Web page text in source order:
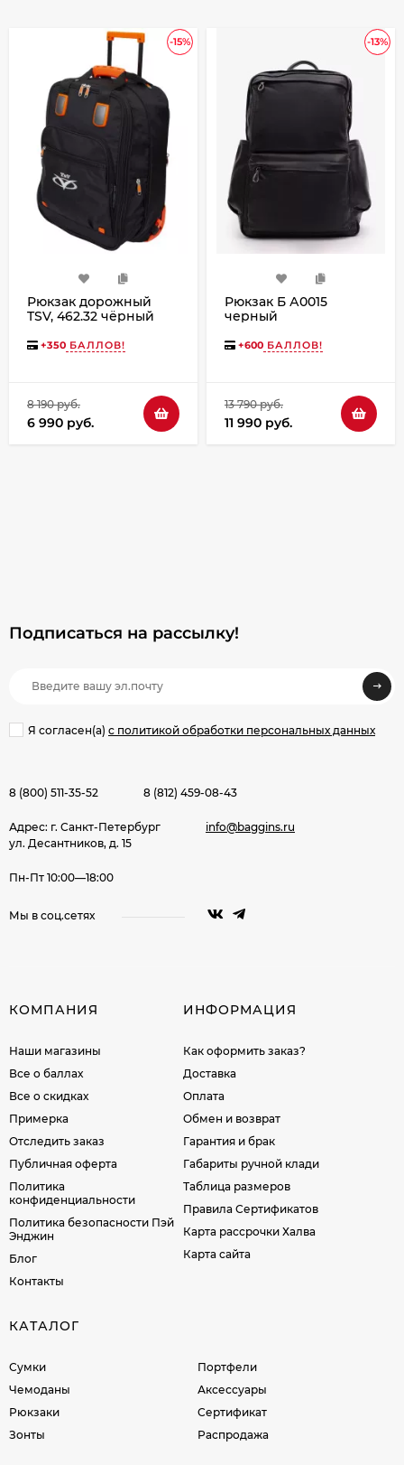
-15%
Рюкзак дорожный
TSV, 462.32 чёрный
+350 БАЛЛОВ!
8 190 руб.
6 990 руб.
-13%
Рюкзак Б А0015
черный
+600 БАЛЛОВ!
13 790 руб.
11 990 руб.
Подписаться на рассылкy!
Я согласен(a) с политикой обработки персональных данных
8 (800) 511-35-52 8 (812) 459-08-43
Адрес: г. Санкт-Петербург
ул. Десантников, д. 15
info@baggins.ru
Пн-Пт 10:00—18:00
Мы в соц.сетях
КОМПАНИЯ
Наши магазины
Все о баллах
Все о скидках
Примерка
Отследить заказ
Публичная оферта
Политика
конфиденциальности
Политика безопасности Пэй
Энджин
Блог
Контакты
ИНФОРМАЦИЯ
Как оформить заказ?
Доставка
Оплата
Обмен и возврат
Гарантия и брак
Габариты ручной клади
Таблица размеров
Правила Сертификатов
Карта рассрочки Халва
Карта сайта
КАТАЛОГ
Сумки
Чемоданы
Рюкзаки
Зонты
Портфели
Аксессуары
Сертификат
Распродажа